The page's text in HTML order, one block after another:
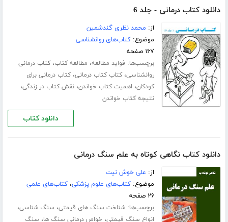
دانلود کتاب درمانی - جلد 6
از: محمد نظری گندشمین
موضوع:کتاب‌های روانشناسی
۱۶۷ صفحه
برچسب‌ها: فواید مطالعه، مطالعه کتاب،کتاب درمانی
روانشناسی،کتاب کتاب درمانی،کتاب درمانی برای
کودکان، اهمیت کتاب خواندن،نقش کتاب در زندگی،
نتیجه کتاب خواندن
دانلود کتاب
دانلود کتاب نگاهی کوتاه به علم سنگ درمانی
از: علی خوش نیت
موضوع:کتاب‌های علوم پزشکی،کتاب‌های علمی
۲۶ صفحه
برچسب‌ها:شناخت سنگ های قیمتی، سنگ شناسی،
انواع سنگ قیمتی، خواص درمانی سنگ ها، سنگ